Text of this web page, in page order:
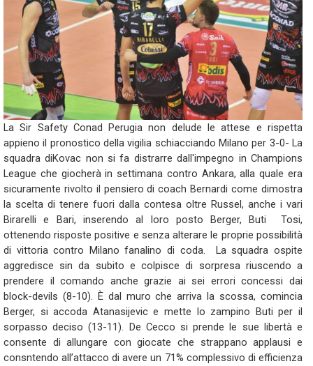
La Sir Safety Conad Perugia non delude le attese e rispetta
appieno il pronostico della vigilia schiacciando Milano per 3-0- La
squadra diKovac non si fa distrarre dall'impegno in Champions
League che giocherà in settimana contro Ankara, alla quale era
sicuramente rivolto il pensiero di coach Bernardi come dimostra
la scelta di tenere fuori dalla contesa oltre Russel, anche i vari
Birarelli e Bari, inserendo al loro posto Berger, Buti Tosi,
ottenendo risposte positive e senza alterare le proprie possibilità
di vittoria contro Milano fanalino di coda. La squadra ospite
aggredisce sin da subito e colpisce di sorpresa riuscendo a
prendere il comando anche grazie ai sei errori concessi dai
block-devils (8-10). È dal muro che arriva la scossa, comincia
Berger, si accoda Atanasijevic e mette lo zampino Buti per il
sorpasso deciso (13-11). De Cecco si prende le sue libertà e
consente di allungare con giocate che strappano applausi e
consntendo all’attacco di avere un 71% complessivo di efficienza